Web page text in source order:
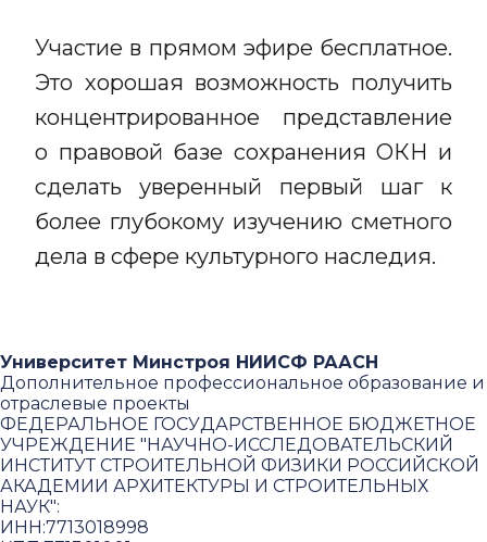
Участие в прямом эфире бесплатное.
Это хорошая возможность получить
концентрированное представление
о правовой базе сохранения ОКН и
сделать уверенный первый шаг к
более глубокому изучению сметного
дела в сфере культурного наследия.
Университет Минстроя НИИСФ РААСН
Дополнительное профессиональное образование и
отраслевые проекты
ФЕДЕРАЛЬНОЕ ГОСУДАРСТВЕННОЕ БЮДЖЕТНОЕ
УЧРЕЖДЕНИЕ "НАУЧНО-ИССЛЕДОВАТЕЛЬСКИЙ
ИНСТИТУТ СТРОИТЕЛЬНОЙ ФИЗИКИ РОССИЙСКОЙ
АКАДЕМИИ АРХИТЕКТУРЫ И СТРОИТЕЛЬНЫХ
НАУК":
ИНН:7713018998